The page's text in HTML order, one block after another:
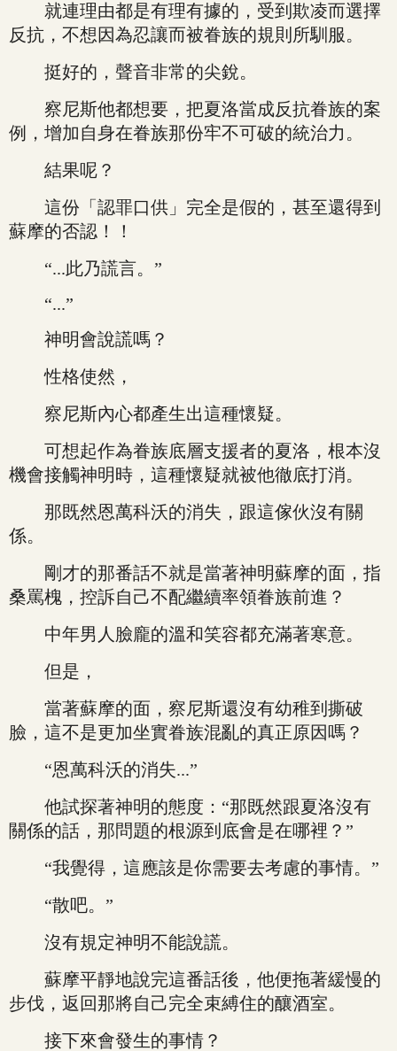
就連理由都是有理有據的，受到欺凌而選擇
反抗，不想因為忍讓而被眷族的規則所馴服。
挺好的，聲音非常的尖銳。
察尼斯他都想要，把夏洛當成反抗眷族的案
例，增加自身在眷族那份牢不可破的統治力。
結果呢？
這份「認罪口供」完全是假的，甚至還得到
蘇摩的否認！！
“...此乃謊言。”
“...”
神明會說謊嗎？
性格使然，
察尼斯內心都產生出這種懷疑。
可想起作為眷族底層支援者的夏洛，根本沒
機會接觸神明時，這種懷疑就被他徹底打消。
那既然恩萬科沃的消失，跟這傢伙沒有關
係。
剛才的那番話不就是當著神明蘇摩的面，指
桑罵槐，控訴自己不配繼續率領眷族前進？
中年男人臉龐的溫和笑容都充滿著寒意。
但是，
當著蘇摩的面，察尼斯還沒有幼稚到撕破
臉，這不是更加坐實眷族混亂的真正原因嗎？
“恩萬科沃的消失...”
他試探著神明的態度：“那既然跟夏洛沒有
關係的話，那問題的根源到底會是在哪裡？”
“我覺得，這應該是你需要去考慮的事情。”
“散吧。”
沒有規定神明不能說謊。
蘇摩平靜地說完這番話後，他便拖著緩慢的
步伐，返回那將自己完全束縛住的釀酒室。
接下來會發生的事情？